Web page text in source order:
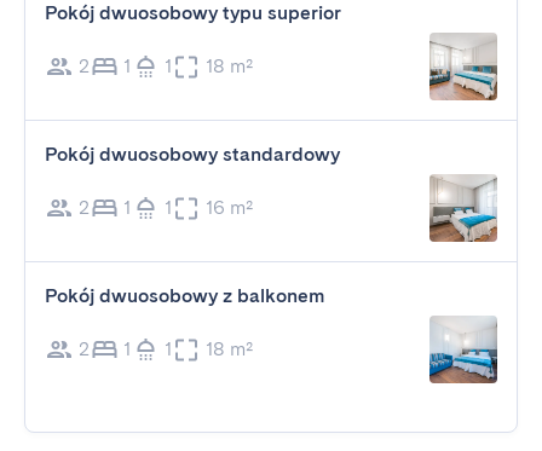
Pokój dwuosobowy typu superior
2 1 1 18 m²
Pokój dwuosobowy standardowy
2 1 1 16 m²
Pokój dwuosobowy z balkonem
2 1 1 18 m²